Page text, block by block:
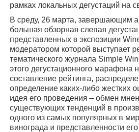
рамках локальных дегустаций на
В среду, 26 марта, завершающим
большая обзорная слепая
представленных в экспозиции
модератором которой выступает
тематического журнала Simple
этого дегустационного марафона
составление рейтинга,
определение каких-либо жестких
идея его проведения – обмен
существующих тенденций в
одного из самых популярных в
винограда и представленности